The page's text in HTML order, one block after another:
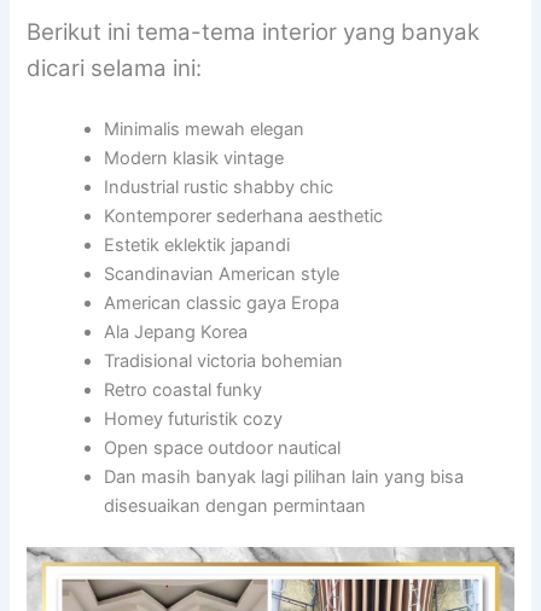
Berikut ini tema-tema interior yang banyak
dicari selama ini:
Minimalis mewah elegan
Modern klasik vintage
Industrial rustic shabby chic
Kontemporer sederhana aesthetic
Estetik eklektik japandi
Scandinavian American style
American classic gaya Eropa
Ala Jepang Korea
Tradisional victoria bohemian
Retro coastal funky
Homey futuristik cozy
Open space outdoor nautical
Dan masih banyak lagi pilihan lain yang bisa
disesuaikan dengan permintaan